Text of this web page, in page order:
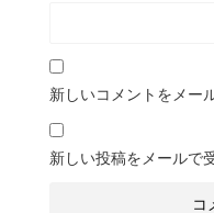
新しいコメントをメー
新しい投稿をメールで